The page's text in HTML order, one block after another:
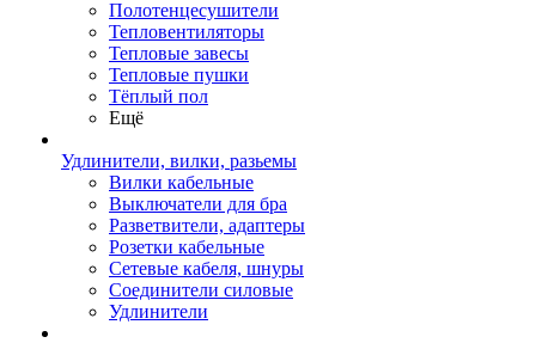
Полотенцесушители
Тепловентиляторы
Тепловые завесы
Тепловые пушки
Тёплый пол
Ещё
Удлинители, вилки, разьемы
Вилки кабельные
Выключатели для бра
Разветвители, адаптеры
Розетки кабельные
Сетевые кабеля, шнуры
Соединители силовые
Удлинители